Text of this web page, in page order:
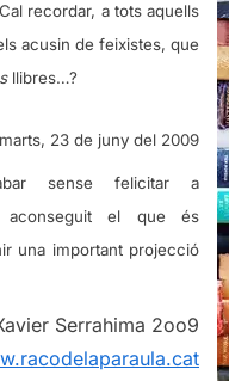
recordar, a tots aquells
acusin de feixistes, que
llibres…?
23 de juny del 2009
sense felicitar a
aconseguit el que és
una important projecció
Serrahima 2oo9